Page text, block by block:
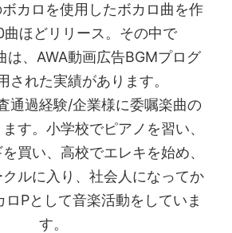
カロを使用したボカロ曲を作
曲ほどリリース。その中で
は、AWA動画広告BGMプログ
された実績があります。
通過経験/企業様に委嘱楽曲の
す。小学校でピアノを習い、
買い、高校でエレキを始め、
ルに入り、社会人になってか
ロPとして音楽活動をしていま
す。